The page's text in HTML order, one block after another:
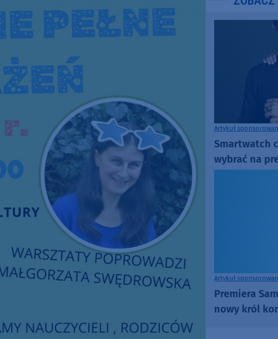
Artykuł
Smartwatch
wybrać na
Artykuł
Premiera
nowy król